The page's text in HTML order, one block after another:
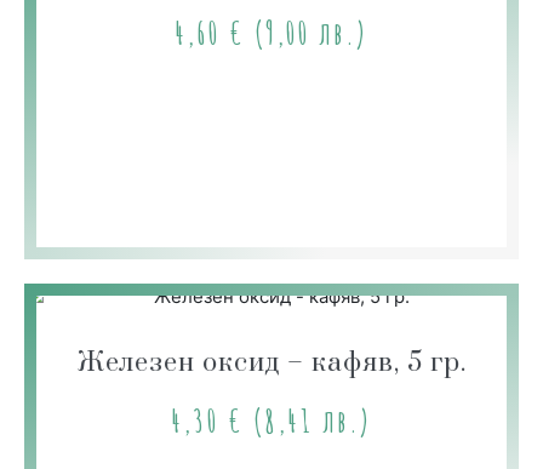
4,60 € (9,00 лв.)
Железен оксид – кафяв, 5 гр.
4,30 € (8,41 лв.)